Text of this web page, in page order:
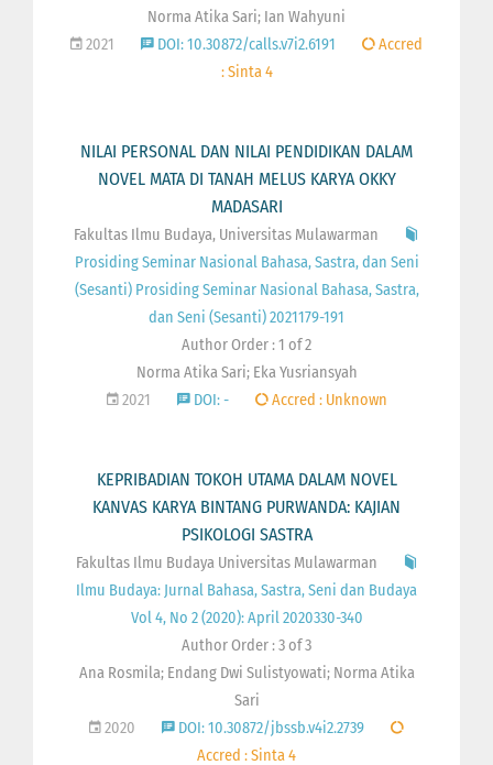
Norma Atika Sari; Ian Wahyuni
2021
DOI: 10.30872/calls.v7i2.6191
Accred
: Sinta 4
NILAI PERSONAL DAN NILAI PENDIDIKAN DALAM
NOVEL MATA DI TANAH MELUS KARYA OKKY
MADASARI
Fakultas Ilmu Budaya, Universitas Mulawarman
Prosiding Seminar Nasional Bahasa, Sastra, dan Seni
(Sesanti) Prosiding Seminar Nasional Bahasa, Sastra,
dan Seni (Sesanti) 2021179-191
Author Order : 1 of 2
Norma Atika Sari; Eka Yusriansyah
2021
DOI: - Accred : Unknown
KEPRIBADIAN TOKOH UTAMA DALAM NOVEL
KANVAS KARYA BINTANG PURWANDA: KAJIAN
PSIKOLOGI SASTRA
Fakultas Ilmu Budaya Universitas Mulawarman
Ilmu Budaya: Jurnal Bahasa, Sastra, Seni dan Budaya
Vol 4, No 2 (2020): April 2020330-340
Author Order : 3 of 3
Ana Rosmila; Endang Dwi Sulistyowati; Norma Atika
Sari
2020
DOI: 10.30872/jbssb.v4i2.2739
Accred : Sinta 4